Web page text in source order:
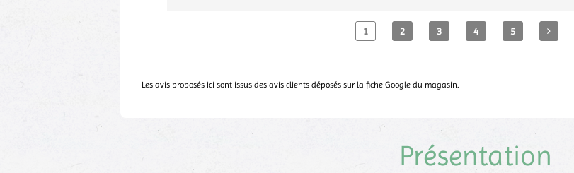
1 2 3 4 5
Les avis proposés ici sont issus des avis clients déposés sur la fiche Google du magasin.
Présentation